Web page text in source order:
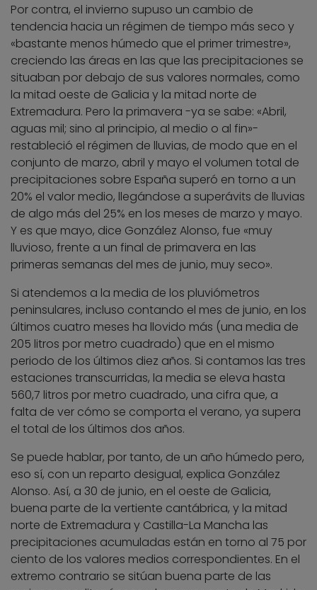
Por contra, el invierno supuso un cambio de
tendencia hacia un régimen de tiempo más seco y
«bastante menos húmedo que el primer trimestre»,
creciendo las áreas en las que las precipitaciones se
situaban por debajo de sus valores normales, como
la mitad oeste de Galicia y la mitad norte de
Extremadura. Pero la primavera -ya se sabe: «Abril,
aguas mil; sino al principio, al medio o al fin»-
restableció el régimen de lluvias, de modo que en el
conjunto de marzo, abril y mayo el volumen total de
precipitaciones sobre España superó en torno a un
20% el valor medio, llegándose a superávits de lluvias
de algo más del 25% en los meses de marzo y mayo.
Y es que mayo, dice González Alonso, fue «muy
lluvioso, frente a un final de primavera en las
primeras semanas del mes de junio, muy seco».
Si atendemos a la media de los pluviómetros
peninsulares, incluso contando el mes de junio, en los
últimos cuatro meses ha llovido más (una media de
205 litros por metro cuadrado) que en el mismo
periodo de los últimos diez años. Si contamos las tres
estaciones transcurridas, la media se eleva hasta
560,7 litros por metro cuadrado, una cifra que, a
falta de ver cómo se comporta el verano, ya supera
el total de los últimos dos años.
Se puede hablar, por tanto, de un año húmedo pero,
eso sí, con un reparto desigual, explica González
Alonso. Así, a 30 de junio, en el oeste de Galicia,
buena parte de la vertiente cantábrica, y la mitad
norte de Extremadura y Castilla-La Mancha las
precipitaciones acumuladas están en torno al 75 por
ciento de los valores medios correspondientes. En el
extremo contrario se sitúan buena parte de las